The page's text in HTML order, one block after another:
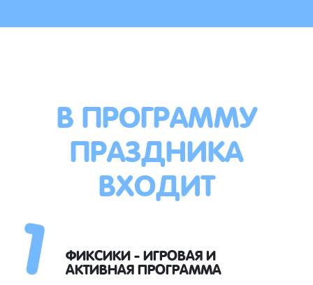
В ПРОГРАММУ
ПРАЗДНИКА
ВХОДИТ
ФИКСИКИ - ИГРОВАЯ И
АКТИВНАЯ ПРОГРАММА